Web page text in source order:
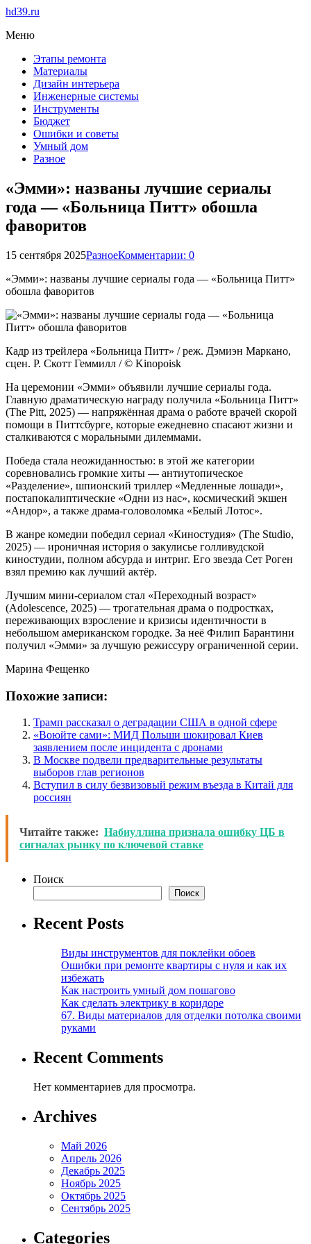
hd39.ru
Меню
Этапы ремонта
Материалы
Дизайн интерьера
Инженерные системы
Инструменты
Бюджет
Ошибки и советы
Умный дом
Разное
«Эмми»: названы лучшие сериалы
года — «Больница Питт» обошла
фаворитов
15 сентября 2025РазноеКомментарии: 0
«Эмми»: названы лучшие сериалы года — «Больница Питт»
обошла фаворитов
Кадр из трейлера «Больница Питт» / реж. Дэмиэн Маркано,
сцен. Р. Скотт Геммилл / © Kinopoisk
На церемонии «Эмми» объявили лучшие сериалы года.
Главную драматическую награду получила «Больница Питт»
(The Pitt, 2025) — напряжённая драма о работе врачей скорой
помощи в Питтсбурге, которые ежедневно спасают жизни и
сталкиваются с моральными дилеммами.
Победа стала неожиданностью: в этой же категории
соревновались громкие хиты — антиутопическое
«Разделение», шпионский триллер «Медленные лошади»,
постапокалиптические «Одни из нас», космический экшен
«Андор», а также драма-головоломка «Белый Лотос».
В жанре комедии победил сериал «Киностудия» (The Studio,
2025) — ироничная история о закулисье голливудской
киностудии, полном абсурда и интриг. Его звезда Сет Роген
взял премию как лучший актёр.
Лучшим мини-сериалом стал «Переходный возраст»
(Adolescence, 2025) — трогательная драма о подростках,
переживающих взросление и кризисы идентичности в
небольшом американском городке. За неё Филип Барантини
получил «Эмми» за лучшую режиссуру ограниченной серии.
Марина Фещенко
Похожие записи:
Трамп рассказал о деградации США в одной сфере
«Воюйте сами»: МИД Польши шокировал Киев
заявлением после инцидента с дронами
В Москве подвели предварительные результаты
выборов глав регионов
Вступил в силу безвизовый режим въезда в Китай для
россиян
Читайте также: Набиуллина признала ошибку ЦБ в
сигналах рынку по ключевой ставке
Поиск
Поиск
Recent Posts
Виды инструментов для поклейки обоев
Ошибки при ремонте квартиры с нуля и как их
избежать
Как настроить умный дом пошагово
Как сделать электрику в коридоре
67. Виды материалов для отделки потолка своими
руками
Recent Comments
Нет комментариев для просмотра.
Archives
Май 2026
Апрель 2026
Декабрь 2025
Ноябрь 2025
Октябрь 2025
Сентябрь 2025
Categories